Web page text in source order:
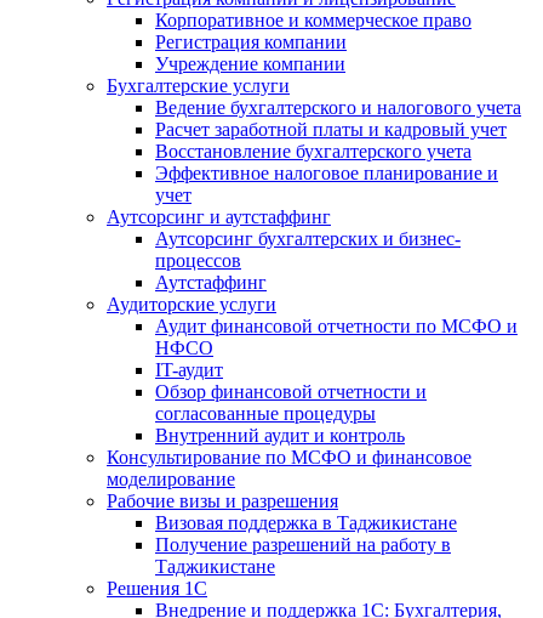
Корпоративное и коммерческое право
Регистрация компании
Учреждение компании
Бухгалтерские услуги
Ведение бухгалтерского и налогового учета
Расчет заработной платы и кадровый учет
Восстановление бухгалтерского учета
Эффективное налоговое планирование и
учет
Аутсорсинг и аутстаффинг
Аутсорсинг бухгалтерских и бизнес-
процессов
Аутстаффинг
Аудиторские услуги
Аудит финансовой отчетности по МСФО и
НФСО
IT-аудит
Обзор финансовой отчетности и
согласованные процедуры
Внутренний аудит и контроль
Консультирование по МСФО и финансовое
моделирование
Рабочие визы и разрешения
Визовая поддержка в Таджикистане
Получение разрешений на работу в
Таджикистане
Решения 1С
Внедрение и поддержка 1С: Бухгалтерия,